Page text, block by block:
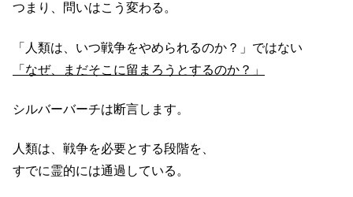
つまり、問いはこう変わる。
「人類は、いつ戦争をやめられるのか？」ではない
「なぜ、まだそこに留まろうとするのか？」
シルバーバーチは断言します。
人類は、戦争を必要とする段階を、
すでに霊的には通過している。